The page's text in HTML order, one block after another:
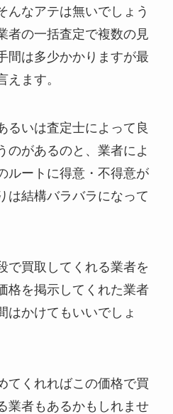
んなアテは無いでしょう
者の一括査定で複数の見
間は多少かかりますが最
えます。
るいは査定士によって良
のがあるのと、業者によ
ルートに得意・不得意が
は結構バラバラになって
で買取してくれる業者を
格を掲示してくれた業者
はかけてもいいでしょ
てくれればこの価格で買
業者もあるかもしれませ